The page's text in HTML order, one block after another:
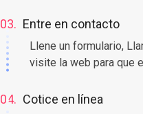
03. Entre en contacto
Llene un formulario,
visite la web para que
04. Cotice en línea